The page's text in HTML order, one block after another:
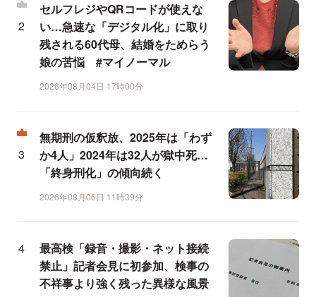
セルフレジやQRコードが使えな
い…急速な「デジタル化」に取り
残される60代母、結婚をためらう
娘の苦悩 #マイノーマル
2026年08月04日 17時00分
無期刑の仮釈放、2025年は「わず
か4人」2024年は32人が獄中死…
「終身刑化」の傾向続く
2026年08月06日 11時39分
最高検「録音・撮影・ネット接続
禁止」記者会見に初参加、検事の
不祥事より強く残った異様な風景